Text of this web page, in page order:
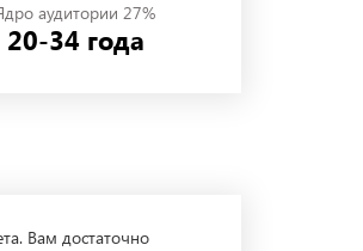
аудитории 27%
20-34 года
Вам достаточно